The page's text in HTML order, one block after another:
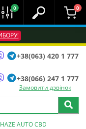
0 0
+38(063) 420 1 777
+38(066) 247 1 777
Замовити дзвінок
AUTO CBD